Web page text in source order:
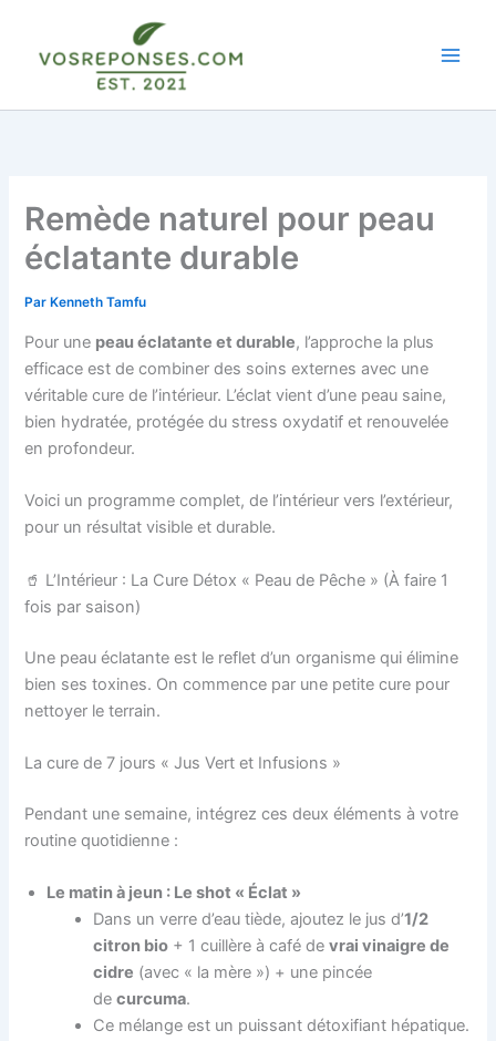
contenu
Remède naturel pour peau
éclatante durable
Par Kenneth Tamfu
Pour une peau éclatante et durable, l’approche la plus
efficace est de combiner des soins externes avec une
véritable cure de l’intérieur. L’éclat vient d’une peau saine,
bien hydratée, protégée du stress oxydatif et renouvelée
en profondeur.
Voici un programme complet, de l’intérieur vers l’extérieur,
pour un résultat visible et durable.
🥤 L’Intérieur : La Cure Détox « Peau de Pêche » (À faire 1
fois par saison)
Une peau éclatante est le reflet d’un organisme qui élimine
bien ses toxines. On commence par une petite cure pour
nettoyer le terrain.
La cure de 7 jours « Jus Vert et Infusions »
Pendant une semaine, intégrez ces deux éléments à votre
routine quotidienne :
Le matin à jeun : Le shot « Éclat »
Dans un verre d’eau tiède, ajoutez le jus d’1/2
citron bio + 1 cuillère à café devrai vinaigre de
cidre (avec « la mère ») + une pincée
decurcuma.
Ce mélange est un puissant détoxifiant hépatique.